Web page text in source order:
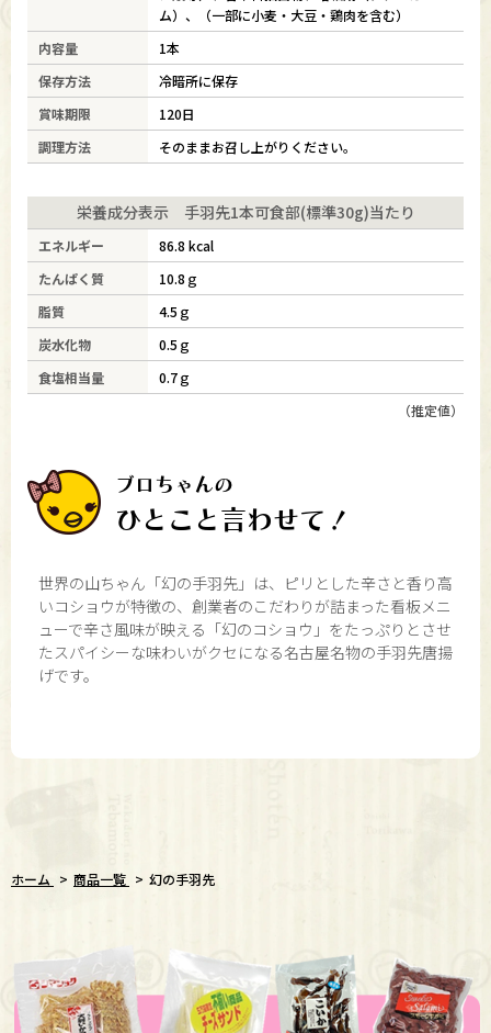
ム）、（一部に小麦・大豆・鶏肉を含む）
内容量
1本
保存方法
冷暗所に保存
賞味期限
120日
調理方法
そのままお召し上がりください。
栄養成分表示 手羽先1本可食部(標準30g)当たり
エネルギー
86.8 kcal
たんぱく質
10.8ｇ
脂質
4.5ｇ
炭水化物
0.5ｇ
食塩相当量
0.7ｇ
（推定値）
ブロちゃんの
ひとこと言わせて！
世界の山ちゃん「幻の手羽先」は、ピリとした辛さと香り高
いコショウが特徴の、創業者のこだわりが詰まった看板メニ
ューで辛さ風味が映える「幻のコショウ」をたっぷりとさせ
たスパイシーな味わいがクセになる名古屋名物の手羽先唐揚
げです。
ホーム 商品一覧 幻の手羽先